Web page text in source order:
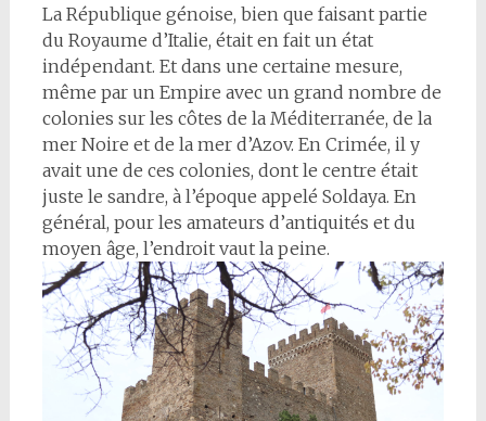
La République génoise, bien que faisant partie
du Royaume d’Italie, était en fait un état
indépendant. Et dans une certaine mesure,
même par un Empire avec un grand nombre de
colonies sur les côtes de la Méditerranée, de la
mer Noire et de la mer d’Azov. En Crimée, il y
avait une de ces colonies, dont le centre était
juste le sandre, à l’époque appelé Soldaya. En
général, pour les amateurs d’antiquités et du
moyen âge, l’endroit vaut la peine.